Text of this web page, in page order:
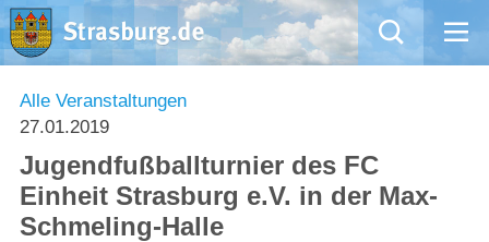
Mängelmeldung
Rathaus
Alle Veranstaltungen
27.01.2019
Jugendfußballturnier des FC
Einheit Strasburg e.V. in der Max-
Schmeling-Halle